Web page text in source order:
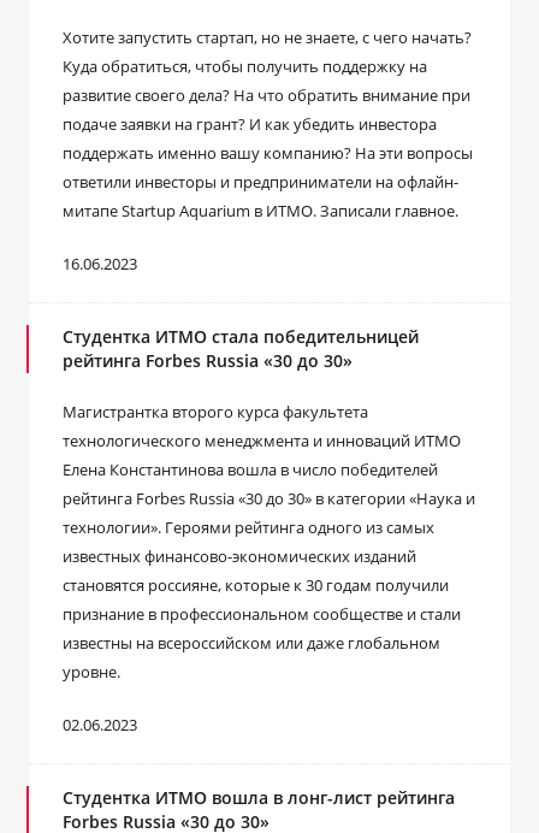
Хотите запустить стартап, но не знаете, с чего начать?
Куда обратиться, чтобы получить поддержку на
развитие своего дела? На что обратить внимание при
подаче заявки на грант? И как убедить инвестора
поддержать именно вашу компанию? На эти вопросы
ответили инвесторы и предприниматели на офлайн-
митапе Startup Aquarium в ИТМО. Записали главное.
16.06.2023
Студентка ИТМО стала победительницей
рейтинга Forbes Russia «30 до 30»
Магистрантка второго курса факультета
технологического менеджмента и инноваций ИТМО
Елена Константинова вошла в число победителей
рейтинга Forbes Russia «30 до 30» в категории «Наука и
технологии». Героями рейтинга одного из самых
известных финансово-экономических изданий
становятся россияне, которые к 30 годам получили
признание в профессиональном сообществе и стали
известны на всероссийском или даже глобальном
уровне.
02.06.2023
Студентка ИТМО вошла в лонг-лист рейтинга
Forbes Russia «30 до 30»